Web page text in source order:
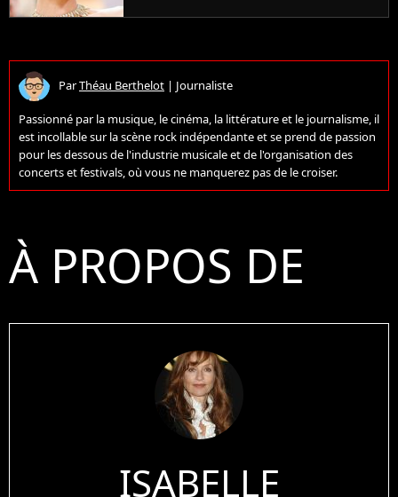
ParThéau Berthelot | Journaliste
Passionné par la musique, le cinéma, la littérature et le journalisme, il
est incollable sur la scène rock indépendante et se prend de passion
pour les dessous de l'industrie musicale et de l'organisation des
concerts et festivals, où vous ne manquerez pas de le croiser.
À PROPOS DE
ISABELLE